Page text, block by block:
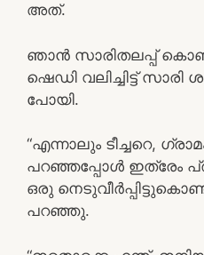
അത്.
ഞാൻ സാരിതലപ്പ്
ഷെഡി വലിച്ചിട്ട് സാരി
പോയി.
“എന്നാലും ടീച്ചറെ,
പറഞ്ഞപ്പോൾ ഇത്രേം
ഒരു
പറഞ്ഞു.